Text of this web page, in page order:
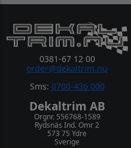
0381-67 12 00
order@dekaltrim.nu
Sms: 0700-436 000
Dekaltrim AB
Orgnr. 556768-1589
Rydsnäs Ind. Omr 2
573 75 Ydre
Sverige